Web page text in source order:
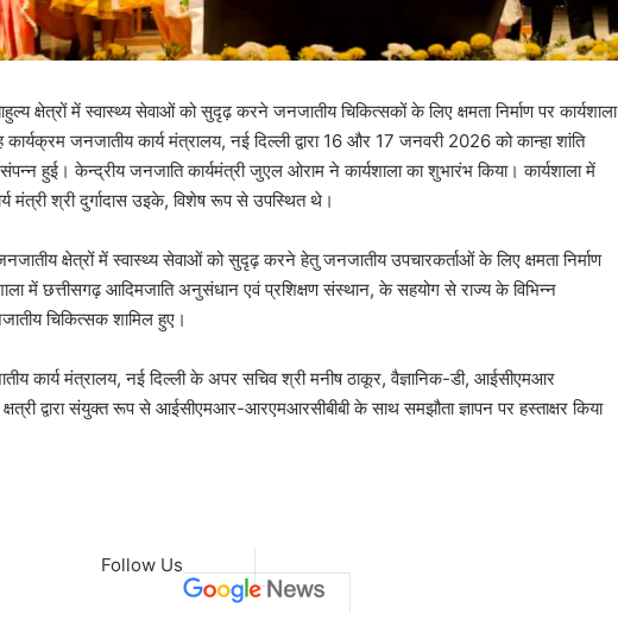
क्षेत्रों में स्वास्थ्य सेवाओं को सुदृढ़ करने जनजातीय चिकित्सकों के लिए क्षमता निर्माण पर कार्यशाला
जनजातीय कार्य मंत्रालय, नई दिल्ली द्वारा 16 और 17 जनवरी 2026 को कान्हा शांति
हुई। केन्द्रीय जनजाति कार्यमंत्री जुएल ओराम ने कार्यशाला का शुभारंभ किया। कार्यशाला में
मंत्री श्री दुर्गादास उइके, विशेष रूप से उपस्थित थे।
क्षेत्रों में स्वास्थ्य सेवाओं को सुदृढ़ करने हेतु जनजातीय उपचारकर्ताओं के लिए क्षमता निर्माण
में छत्तीसगढ़ आदिमजाति अनुसंधान एवं प्रशिक्षण संस्थान, के सहयोग से राज्य के विभिन्न
चिकित्सक शामिल हुए।
कार्य मंत्रालय, नई दिल्ली के अपर सचिव श्री मनीष ठाकूर, वैज्ञानिक-डी, आईसीएमआर
द्वारा संयुक्त रूप से आईसीएमआर-आरएमआरसीबीबी के साथ समझौता ज्ञापन पर हस्ताक्षर किया
Follow Us